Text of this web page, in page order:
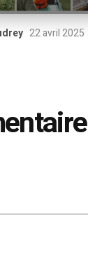
22 avril 2025